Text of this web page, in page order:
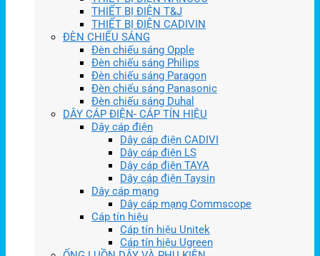
THIẾT BỊ ĐIỆN T&J
THIẾT BỊ ĐIỆN CADIVIN
ĐÈN CHIẾU SÁNG
Đèn chiếu sáng Opple
Đèn chiếu sáng Philips
Đèn chiếu sáng Paragon
Đèn chiếu sáng Panasonic
Đèn chiếu sáng Duhal
DÂY CÁP ĐIỆN- CÁP TÍN HIỆU
Dây cáp điện
Dây cáp điện CADIVI
Dây cáp điện LS
Dây cáp điện TAYA
Dây cáp điện Taysin
Dây cáp mạng
Dây cáp mạng Commscope
Cáp tín hiệu
Cáp tín hiệu Unitek
Cáp tín hiệu Ugreen